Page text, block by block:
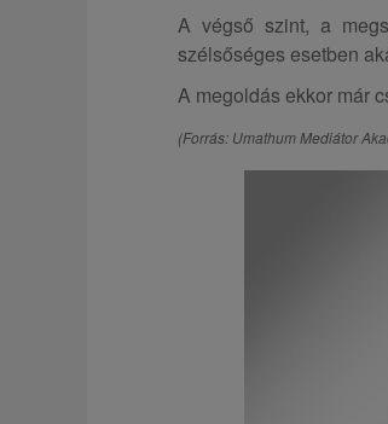
A végső szint, a
szélsőséges esetben
A megoldás ekkor már
(Forrás: Umathum Mediátor